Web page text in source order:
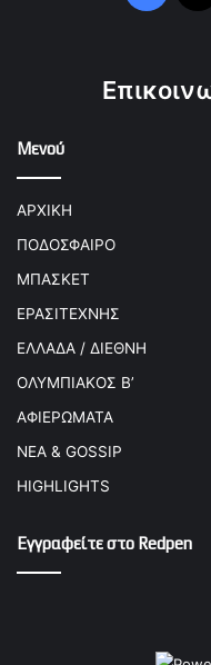
Μενού
ΑΡΧΙΚΗ
ΠΟΔΟΣΦΑΙΡΟ
ΜΠΑΣΚΕΤ
ΕΡΑΣΙΤΕΧΝΗΣ
ΕΛΛΑΔΑ / ΔΙΕΘΝΗ
ΟΛΥΜΠΙΑΚΟΣ Β’
ΑΦΙΕΡΩΜΑΤΑ
ΝΕΑ & GOSSIP
HIGHLIGHTS
Εγγραφείτε στο Redpen